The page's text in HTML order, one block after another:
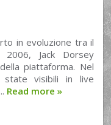
in evoluzione tra il
Jack Dorsey
piattaforma. Nel
state visibili in live
Read more »